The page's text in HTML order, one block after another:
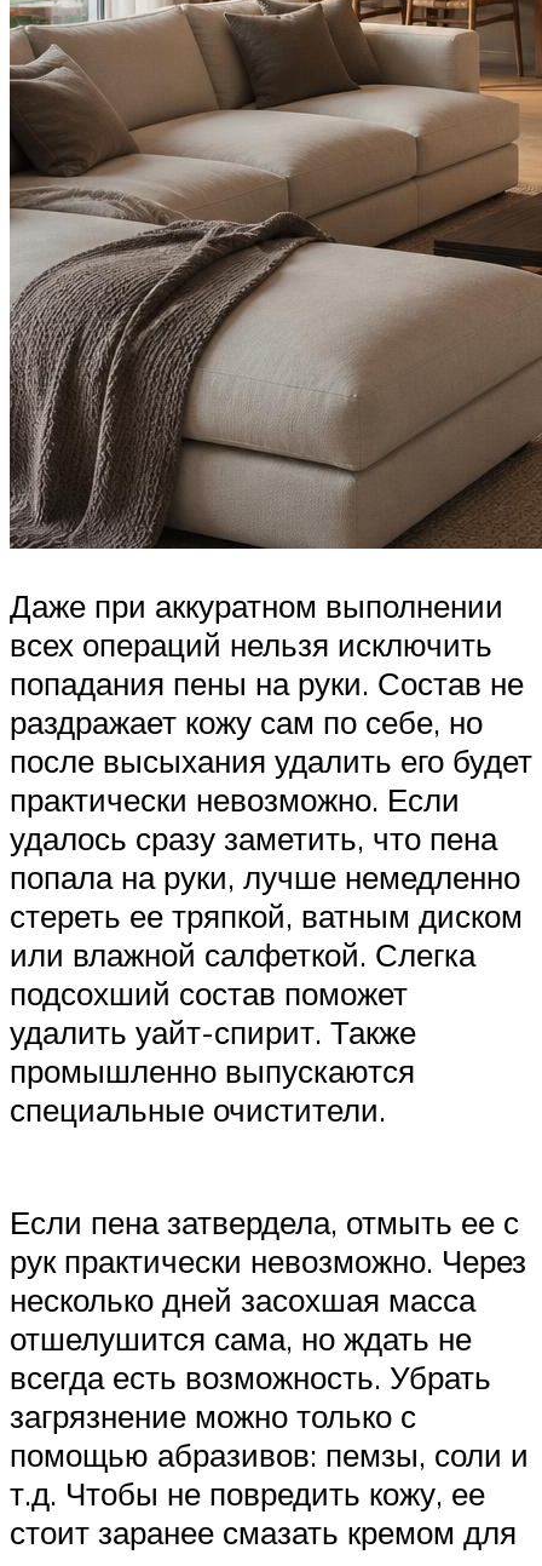
Даже при аккуратном выполнении
всех операций нельзя исключить
попадания пены на руки. Состав не
раздражает кожу сам по себе, но
после высыхания удалить его будет
практически невозможно. Если
удалось сразу заметить, что пена
попала на руки, лучше немедленно
стереть ее тряпкой, ватным диском
или влажной салфеткой. Слегка
подсохший состав поможет
удалить уайт-спирит. Также
промышленно выпускаются
специальные очистители.
Если пена затвердела, отмыть ее с
рук практически невозможно. Через
несколько дней засохшая масса
отшелушится сама, но ждать не
всегда есть возможность. Убрать
загрязнение можно только с
помощью абразивов: пемзы, соли и
т.д. Чтобы не повредить кожу, ее
стоит заранее смазать кремом для